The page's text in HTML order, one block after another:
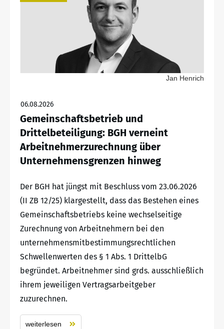
Jan Henrich
06.08.2026
Gemeinschaftsbetrieb und
Drittelbeteiligung: BGH verneint
Arbeitnehmerzurechnung über
Unternehmensgrenzen hinweg
Der BGH hat jüngst mit Beschluss vom 23.06.2026
(II ZB 12/25) klargestellt, dass das Bestehen eines
Gemeinschaftsbetriebs keine wechselseitige
Zurechnung von Arbeitnehmern bei den
unternehmensmitbestimmungsrechtlichen
Schwellenwerten des § 1 Abs. 1 DrittelbG
begründet. Arbeitnehmer sind grds. ausschließlich
ihrem jeweiligen Vertragsarbeitgeber
zuzurechnen.
weiterlesen